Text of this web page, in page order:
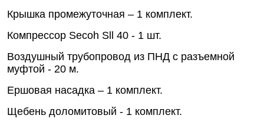
Крышка промежуточная – 1 комплект.
Компрессор Secoh Sll 40 - 1 шт.
Воздушный трубопровод из ПНД с разъемной
муфтой - 20 м.
Ершовая насадка – 1 комплект.
Щебень доломитовый - 1 комплект.